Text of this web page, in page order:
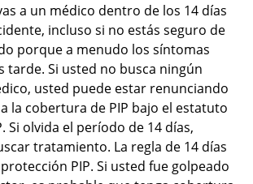
a un médico dentro de los 14 días
incluso si no estás seguro de
porque a menudo los síntomas
tarde. Si usted no busca ningún
usted puede estar renunciando
la cobertura de PIP bajo el estatuto
Si olvida el período de 14 días,
tratamiento. La regla de 14 días
PIP. Si usted fue golpeado